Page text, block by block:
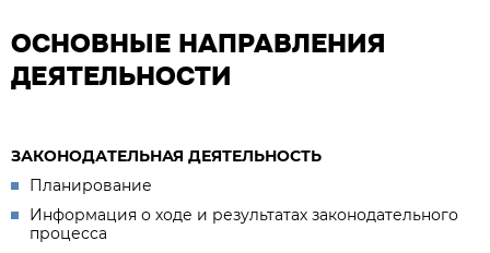
ОСНОВНЫЕ НАПРАВЛЕНИЯ
ДЕЯТЕЛЬНОСТИ
ЗАКОНОДАТЕЛЬНАЯ ДЕЯТЕЛЬНОСТЬ
Планирование
Информация о ходе и результатах законодательного
процесса